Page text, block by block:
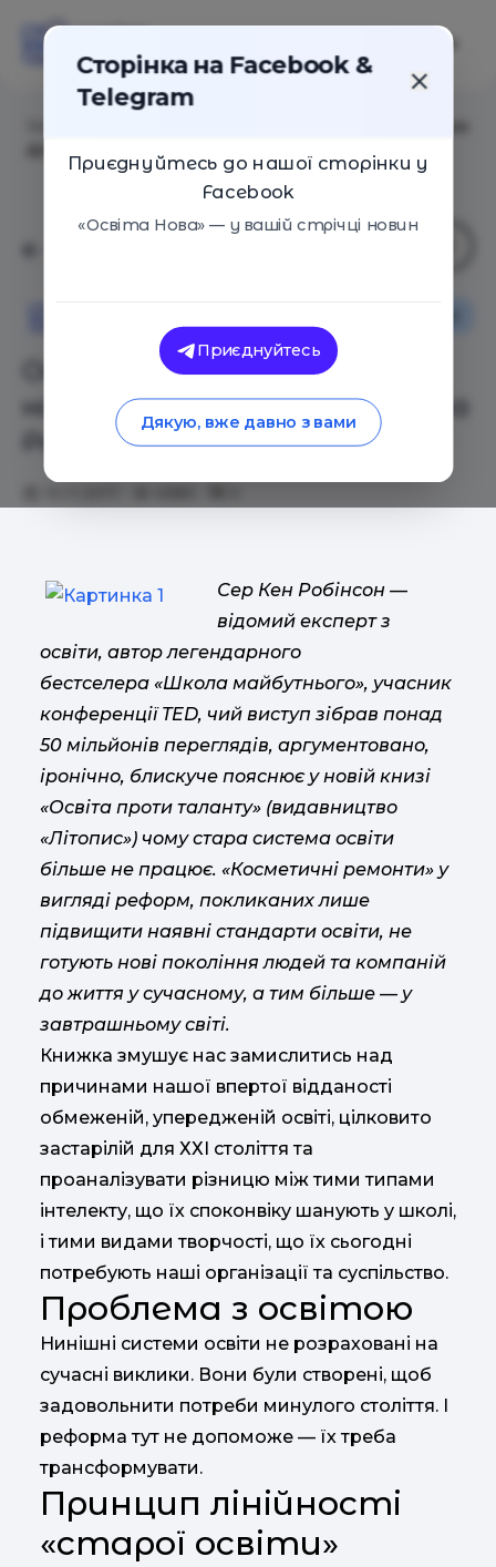
Освіта проти таланту: 10
найкращих думок з книги Кена
Робінсона
Сер Кен Робінсон —
відомий експерт з
освіти, автор легендарного
бестселера «Школа майбутнього», учасник
конференції TED, чий виступ зібрав понад
50 мільйонів переглядів, аргументовано,
іронічно, блискуче пояснює у новій книзі
«Освіта проти таланту» (видавництво
«Літопис») чому стара система освіти
більше не працює. «Косметичні ремонти» у
вигляді реформ, покликаних лише
підвищити наявні стандарти освіти, не
готують нові покоління людей та компаній
до життя у сучасному, а тим більше — у
завтрашньому світі.
Книжка змушує нас замислитись над
причинами нашої впертої відданості
обмеженій, упередженій освіті, цілковито
застарілій для ХХІ століття та
проаналізувати різницю між тими типами
інтелекту, що їх споконвіку шанують у школі,
і тими видами творчості, що їх сьогодні
потребують наші організації та суспільство.
Проблема з освітою
Нинішні системи освіти не розраховані на
сучасні виклики. Вони були створені, щоб
задовольнити потреби минулого століття. І
реформа тут не допоможе — їх треба
трансформувати.
Принцип лінійності
«старої освіти»
Сторінка на Facebook &
Telegram
Приєднуйтесь до нашої сторінки у
Facebook
«Освіта Нова» — у вашій стрічці новин
Приєднуйтесь
Дякую, вже давно з вами